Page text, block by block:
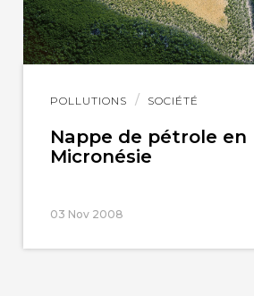
POLLUTIONS SOCIÉTÉ
Nappe de pétrole en
Micronésie
03 Nov 2008
Lire